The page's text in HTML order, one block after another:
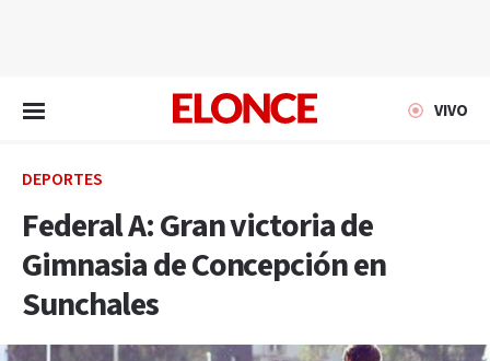
VIVO
DEPORTES
Federal A: Gran victoria de
Gimnasia de Concepción en
Sunchales